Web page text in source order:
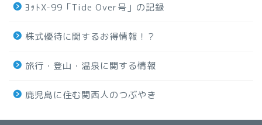
ﾖｯﾄX-99「Tide Over号」の記録
株式優待に関するお得情報！？
旅行・登山・温泉に関する情報
鹿児島に住む関西人のつぶやき